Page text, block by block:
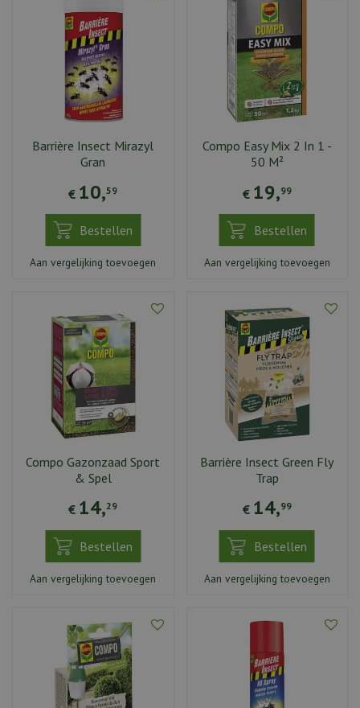
Barrière Insect Mirazyl
Gran
€ 10,59
Bestellen
Aan vergelijking toevoegen
Compo Easy Mix 2 In 1 -
50 M²
€ 19,99
Bestellen
Aan vergelijking toevoegen
Compo Gazonzaad Sport
& Spel
€ 14,29
Bestellen
Aan vergelijking toevoegen
Barrière Insect Green Fly
Trap
€ 14,99
Bestellen
Aan vergelijking toevoegen